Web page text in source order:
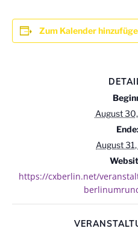
Zum Kalender
August
Ende:
August
https://cxberlin.net/